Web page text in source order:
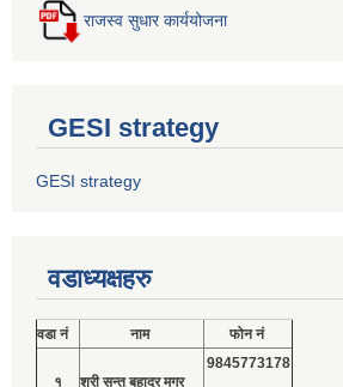
राजस्व सुधार कार्ययोजना
GESI strategy
GESI strategy
वडाध्यक्षहरु
वडा नं नाम फोन नं
१ श्री सन्त बहादुर मगर
9845773178